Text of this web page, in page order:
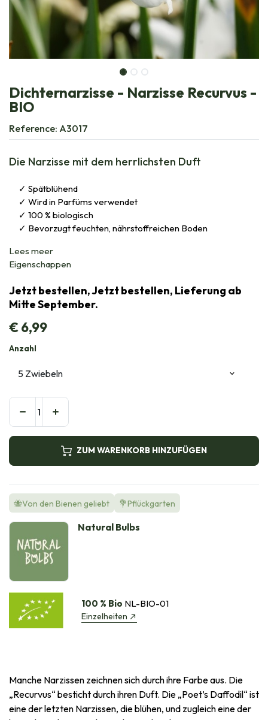
Dichternarzisse - Narzisse Recurvus -
BIO
Reference: A3017
Die Narzisse mit dem herrlichsten Duft
Spätblühend
Wird in Parfüms verwendet
100 % biologisch
Bevorzugt feuchten, nährstoffreichen Boden
Lees meer
Eigenschappen
Jetzt bestellen, Jetzt bestellen, Lieferung ab
Mitte September.
€6,99
Anzahl
ZUM WARENKORB HINZUFÜGEN
🐝Von den Bienen geliebt 💐Pflückgarten
Natural Bulbs
100 % Bio NL-BIO-01
Einzelheiten
Manche Narzissen zeichnen sich durch ihre Farbe aus. Die
„Recurvus“ besticht durch ihren Duft. Die „Poet’s Daffodil“ ist
eine der letzten Narzissen, die blühen, und zugleich eine der